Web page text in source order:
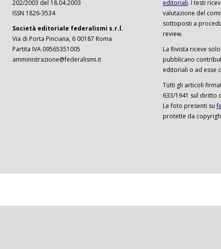
202/2003 del 18.04.2003
ISSN 1826-3534
Società editoriale federalismi s.r.l.
Via di Porta Pinciana, 6 00187 Roma
Partita IVA 09565351005
amministrazione@federalismi.it
editoriali. I testi
valutazione del
sottoposti a
review.
La Rivista riceve
pubblicano
editoriali o ad esse
Tutti gli articoli
633/1941 sul diritto
Le foto presenti su
protette da